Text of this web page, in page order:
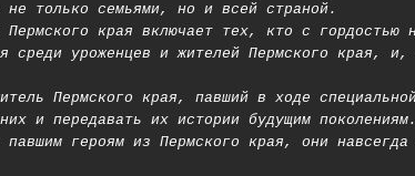
не только семьями, но и всей страной.
Пермского края включает тех, кто с
среди уроженцев и жителей Пермского края,
Пермского края, павший в ходе
и передавать их истории будущим поколениям.
павшим героям из Пермского края, они